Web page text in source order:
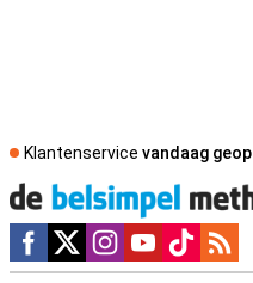
Klantenservice vandaag
Social media